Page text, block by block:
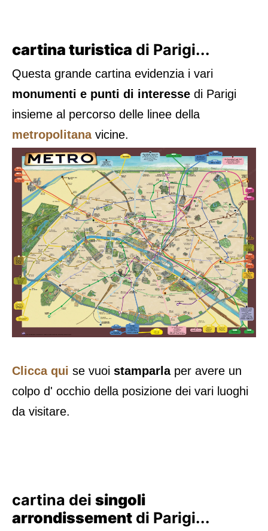
cartina turistica di Parigi...
Questa grande cartina evidenzia i vari
monumenti e punti di interesse di Parigi
insieme al percorso delle linee della
metropolitanavicine.
Clicca qui se vuoi stamparlaper avere un
colpo d' occhio della posizione dei vari luoghi
da visitare.
cartina dei singoli
arrondissement di Parigi...